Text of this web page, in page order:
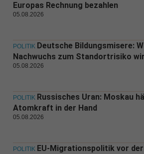
Europas Rechnung bezahlen
05.08.2026
POLITIK Deutsche Bildungsmisere:
Nachwuchs zum Standortrisiko
05.08.2026
POLITIK Russisches Uran: Moskau
Atomkraft in der Hand
05.08.2026
POLITIK EU-Migrationspolitik vor